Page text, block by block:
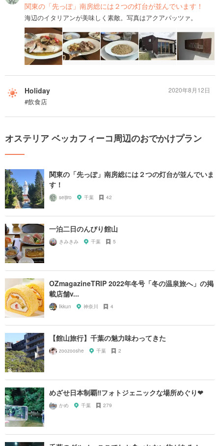
関東の「先っぽ」南房総には２つの灯台が並んでいます！
海辺のイタリアンが美味しく素敵。写真はアクアパッツァ。
Holiday
#飲食店
2020年8月12日
オステリア ベッカフィーコ周辺のおでかけプラン
関東の「先っぽ」南房総には２つの灯台が並んでいま
す！
seijiro 千葉 42
一泊二日のんびり館山
きみきみ 千葉 5
OZmagazineTRIP 2022年冬号「冬の温泉旅へ」の掲
載店舗v...
Ikkun 神奈川 4
【館山旅行】千葉の魅力味わってきた
zoozooshe 千葉 2
めざせ日本制覇‼フォトジェニックな場所めぐり❤
かめ 千葉 279